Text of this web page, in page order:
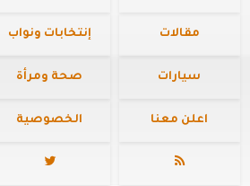
مقالات إنتخابات ونواب
سيارات صحة ومرأة
اعلن معنا الخصوصية

